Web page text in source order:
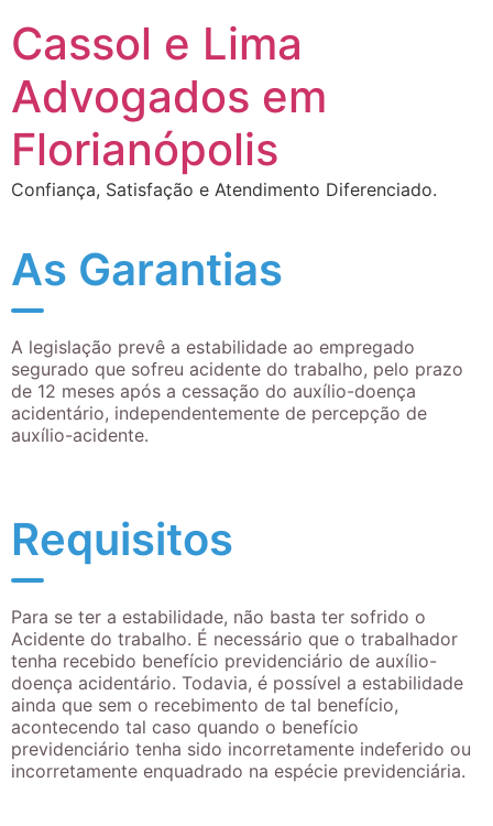
Cassol e Lima
Advogados em
Florianópolis
Confiança, Satisfação e Atendimento Diferenciado.
As Garantias
A legislação prevê a estabilidade ao empregado
segurado que sofreu acidente do trabalho, pelo prazo
de 12 meses após a cessação do auxílio-doença
acidentário, independentemente de percepção de
auxílio-acidente.
Requisitos
Para se ter a estabilidade, não basta ter sofrido o
Acidente do trabalho. É necessário que o trabalhador
tenha recebido benefício previdenciário de auxílio-
doença acidentário. Todavia, é possível a estabilidade
ainda que sem o recebimento de tal benefício,
acontecendo tal caso quando o benefício
previdenciário tenha sido incorretamente indeferido ou
incorretamente enquadrado na espécie previdenciária.